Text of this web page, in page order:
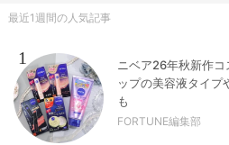
最近1週間の人気記事
1
ニベア26年秋新作
ップの美容液タイプ
も
FORTUNE編集部